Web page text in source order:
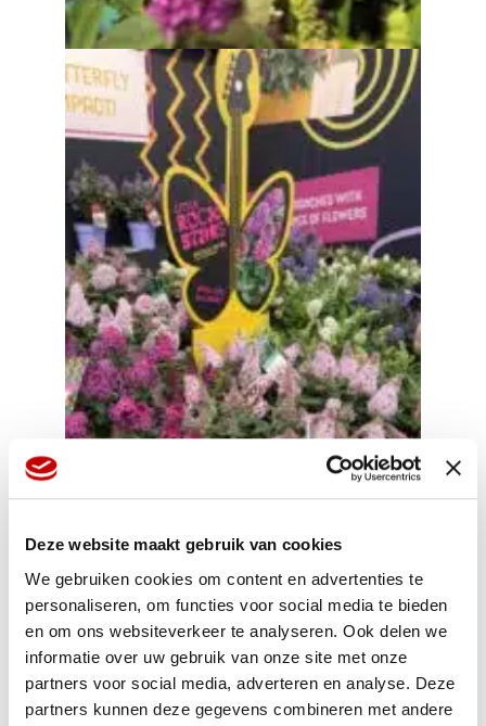
Deze website maakt gebruik van cookies
We gebruiken cookies om content en advertenties te
personaliseren, om functies voor social media te bieden
en om ons websiteverkeer te analyseren. Ook delen we
informatie over uw gebruik van onze site met onze
partners voor social media, adverteren en analyse. Deze
partners kunnen deze gegevens combineren met andere